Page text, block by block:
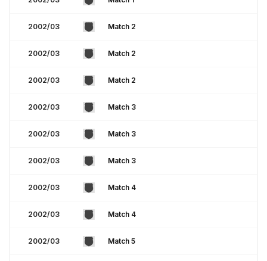
2002/03 Match 2
2002/03 Match 2
2002/03 Match 2
2002/03 Match 3
2002/03 Match 3
2002/03 Match 3
2002/03 Match 4
2002/03 Match 4
2002/03 Match 5